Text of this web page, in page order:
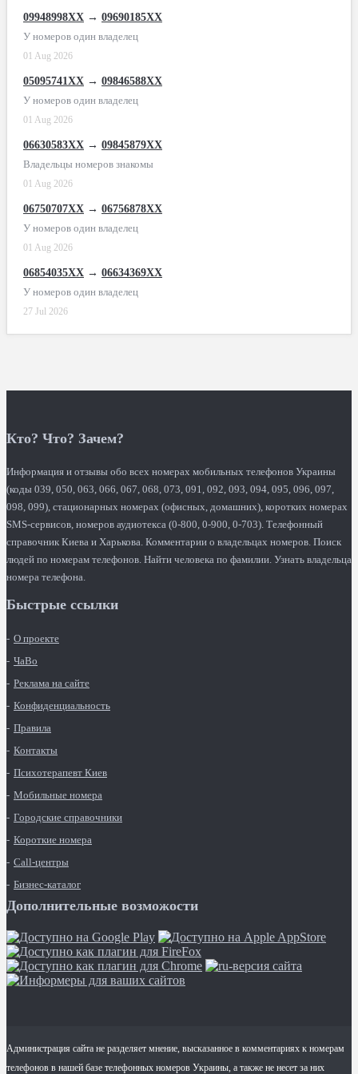
09948998XX → 09690185XX
У номеров один владелец
01 Aug 2026
05095741XX → 09846588XX
У номеров один владелец
01 Aug 2026
06630583XX → 09845879XX
Владельцы номеров знакомы
01 Aug 2026
06750707XX → 06756878XX
У номеров один владелец
01 Aug 2026
06854035XX → 06634369XX
У номеров один владелец
27 Jul 2026
Кто? Что? Зачем?
Информация и отзывы обо всех номерах мобильных телефонов Украины
(коды 039, 050, 063, 066, 067, 068, 073, 091, 092, 093, 094, 095, 096, 097,
098, 099), стационарных номерах (офисных, домашних), коротких номерах
SMS-сервисов, номеров аудиотекса (0-800, 0-900, 0-703). Телефонный
справочник Киева и Харькова. Комментарии о владельцах номеров. Поиск
людей по номерам телефонов. Найти человека по фамилии. Узнать владельца
номера телефона.
Быстрые ссылки
О проекте
ЧаВо
Реклама на сайте
Конфиденциальность
Правила
Контакты
Психотерапевт Киев
Мобильные номера
Городские справочники
Короткие номера
Call-центры
Бизнес-каталог
Дополнительные возможости
Администрация сайта не разделяет мнение, высказанное в комментариях к номерам
телефонов в нашей базе телефонных номеров Украины, а также не несет за них